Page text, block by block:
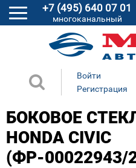
+7 (495) 640 07 01
многоканальный
Войти
Регистрация
БОКОВОЕ
HONDA CIVIC
(ФР-00022943/